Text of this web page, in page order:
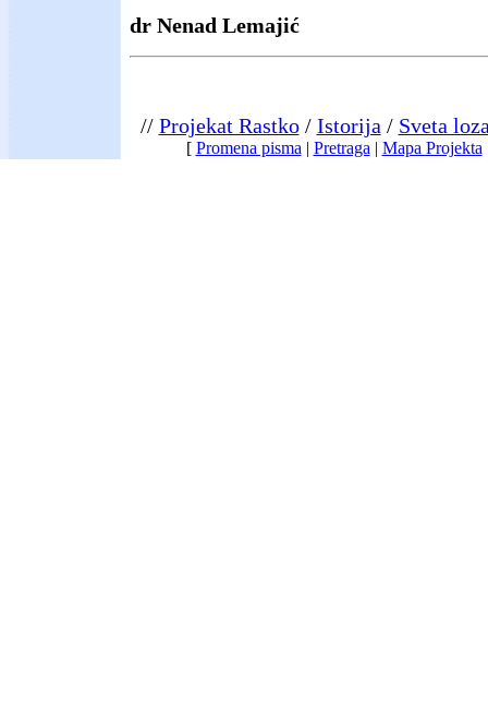
dr Nenad Lemajić
// Projekat Rastko/ Istorija / Sveta
[ Promena pisma| Pretraga| Mapa Projekta